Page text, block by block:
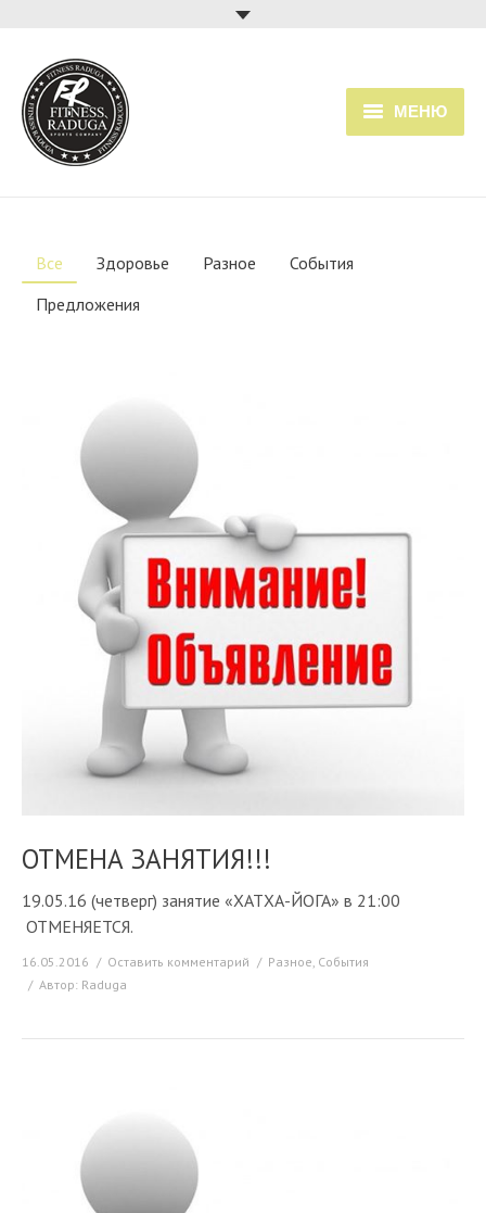
МЕНЮ
Прайс
Все Здоровье Разное
События
Предложения
ОТМЕНА ЗАНЯТИЯ!!!
19.05.16 (четверг) занятие «ХАТХА-ЙОГА» в 21:00
ОТМЕНЯЕТСЯ.
16.05.2016 Оставить комментарий Разное, События
Автор: Raduga